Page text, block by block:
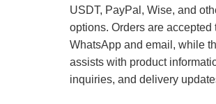
USDT, PayPal, Wise, and
options. Orders are accepted
WhatsApp and email, while
assists with product
inquiries, and delivery